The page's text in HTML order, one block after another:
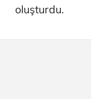
oluşturdu.